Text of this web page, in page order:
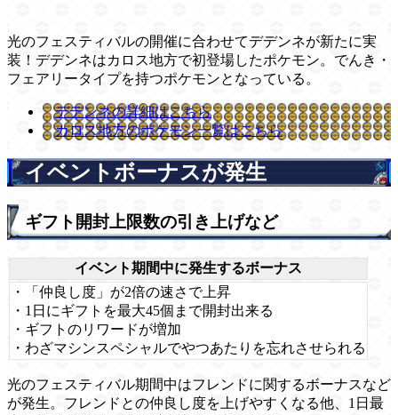
光のフェスティバルの開催に合わせてデデンネが新たに実
装！デデンネはカロス地方で初登場したポケモン。でんき・
フェアリータイプを持つポケモンとなっている。
デデンネの詳細はこちら
カロス地方のポケモン一覧はこちら
イベントボーナスが発生
ギフト開封上限数の引き上げなど
イベント期間中に発生するボーナス
・「仲良し度」が2倍の速さで上昇
・1日にギフトを最大45個まで開封出来る
・ギフトのリワードが増加
・わざマシンスペシャルでやつあたりを忘れさせられる
光のフェスティバル期間中はフレンドに関するボーナスなど
が発生。フレンドとの仲良し度を上げやすくなる他、1日最